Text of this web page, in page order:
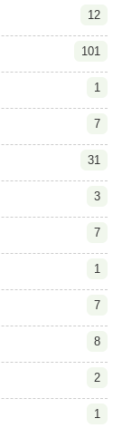
12
101
1
7
31
3
7
1
7
8
2
1